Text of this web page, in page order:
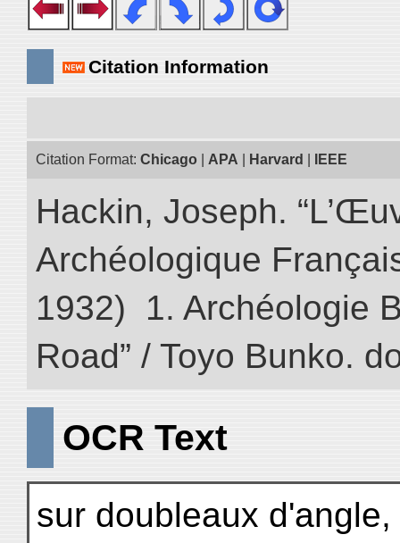
Citation Information
Citation Format: Chicago APA Harvard IEEE
Hackin, Joseph.
Archéologique
1932) 1. Archéologie
Road” / Toyo Bunko.
OCR Text
sur doubleaux